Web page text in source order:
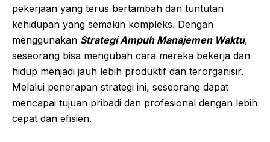
pekerjaan yang terus bertambah dan tuntutan
kehidupan yang semakin kompleks. Dengan
menggunakan Strategi Ampuh Manajemen Waktu,
seseorang bisa mengubah cara mereka bekerja dan
hidup menjadi jauh lebih produktif dan terorganisir.
Melalui penerapan strategi ini, seseorang dapat
mencapai tujuan pribadi dan profesional dengan lebih
cepat dan efisien.